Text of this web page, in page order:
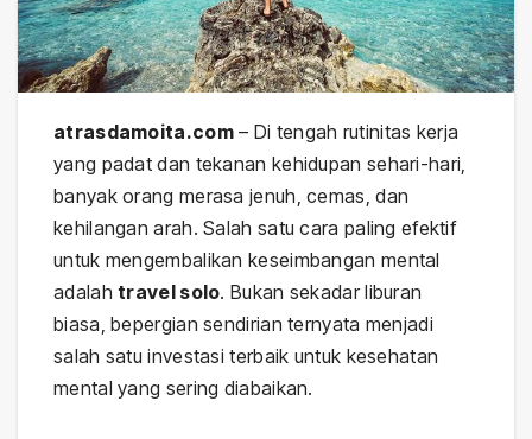
atrasdamoita.com– Di tengah rutinitas kerja
yang padat dan tekanan kehidupan sehari-hari,
banyak orang merasa jenuh, cemas, dan
kehilangan arah. Salah satu cara paling efektif
untuk mengembalikan keseimbangan mental
adalahtravel solo. Bukan sekadar liburan
biasa, bepergian sendirian ternyata menjadi
salah satu investasi terbaik untuk kesehatan
mental yang sering diabaikan.